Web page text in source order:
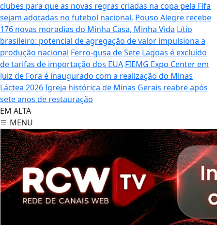
clubes para que as novas regras criadas na copa pela Fifa
sejam adotadas no futebol nacional. Pouso Alegre recebe
176 novas moradias do Minha Casa, Minha Vida Lítio
brasileiro: potencial de agregação de valor impulsiona a
produção nacional Ferro-gusa de Sete Lagoas é excluído
de tarifas de importação dos EUA FIEMG Expo Center em
Juiz de Fora é inaugurado com a realização do Minas
Láctea 2026Igreja histórica de Minas Gerais reabre após
sete anos de restauração
EM ALTA
MENU